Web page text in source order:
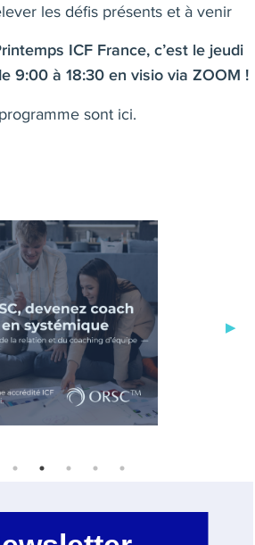
les défis présents et à venir
ICF France, c’est le jeudi
9:00 à 18:30 en visio via ZOOM !
sont ici.